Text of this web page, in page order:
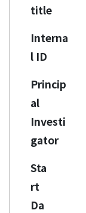
title
Interna
l ID
Princip
al
Investi
gator
Sta
rt
Da